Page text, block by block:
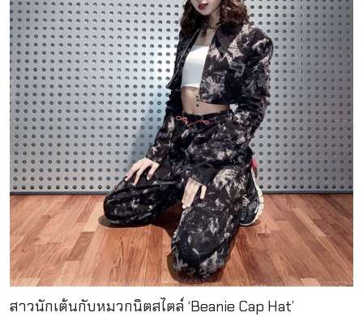
สาวนักเต้นกับหมวกนิตสไตล์ ‘Beanie Cap Hat’